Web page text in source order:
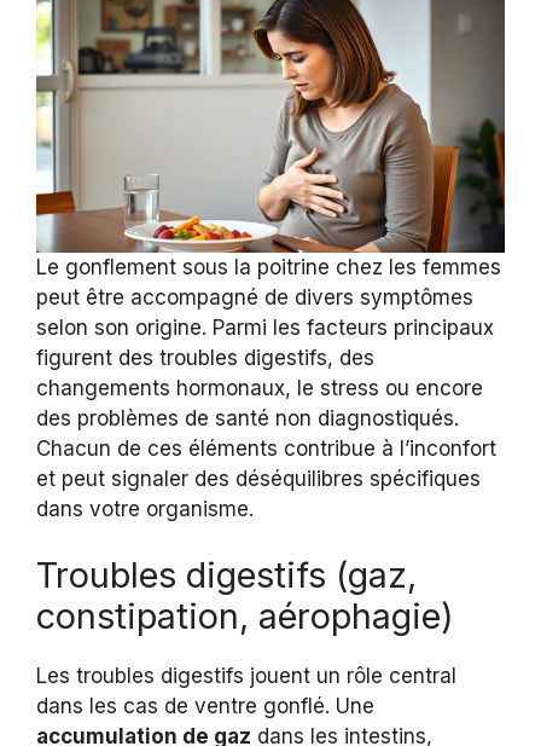
Le gonflement sous la poitrine chez les femmes
peut être accompagné de divers symptômes
selon son origine. Parmi les facteurs principaux
figurent des troubles digestifs, des
changements hormonaux, le stress ou encore
des problèmes de santé non diagnostiqués.
Chacun de ces éléments contribue à l’inconfort
et peut signaler des déséquilibres spécifiques
dans votre organisme.
Troubles digestifs (gaz,
constipation, aérophagie)
Les troubles digestifs jouent un rôle central
dans les cas de ventre gonflé. Une
accumulation de gaz dans les intestins,